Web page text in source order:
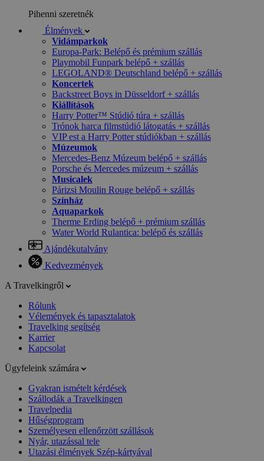
Pihenni szeretnék
Élmények
Vidámparkok
Europa-Park: Belépő és prémium szállás
Playmobil Funpark belépő + szállás
LEGOLAND® Deutschland belépő + szállás
Koncertek
Backstreet Boys in Düsseldorf + szállás
Kiállítások
Harry Potter™ Stúdió túra + szállás
Trónok harca filmstúdió látogatás + szállás
VIP est a Harry Potter stúdiókban + szállás
Múzeumok
Mercedes-Benz Múzeum belépő + szállás
Porsche és Mercedes múzeum + szállás
Musicalek
Párizsi Moulin Rouge belépő + szállás
Színház
Aquaparkok
Therme Erding belépő + prémium szállás
Water World Rulantica: belépő és szállás
Ajándékutalvány
Kedvezmények
A Travelkingről
Rólunk
Vélemények és tapasztalatok
Travelking segítség
Karrier
Kapcsolat
Ügyfeleink számára
Gyakran ismételt kérdések
Szállodák a Travelkingen
Travelpedia
Hűségprogram
Személyesen ellenőrzött szállások
Nyár, utazással tele
Utazási élmények Szép-kártyával